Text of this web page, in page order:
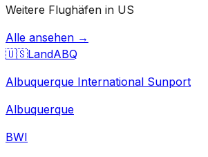
Weitere Flughäfen in US
Alle ansehen →
🇺🇸LandABQ
Albuquerque International Sunport
Albuquerque
BWI